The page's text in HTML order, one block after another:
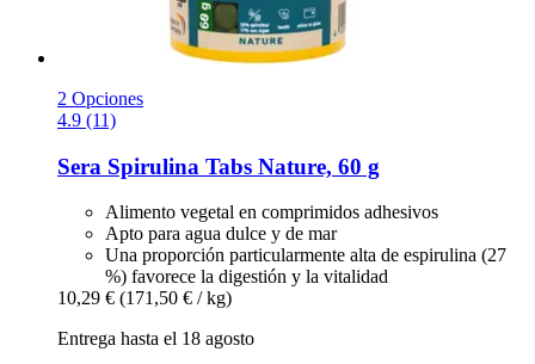
2 Opciones
4.9 (11)
Sera Spirulina Tabs Nature, 60 g
Alimento vegetal en comprimidos adhesivos
Apto para agua dulce y de mar
Una proporción particularmente alta de espirulina (27
%) favorece la digestión y la vitalidad
10,29 € (171,50 € / kg)
Entrega hasta el 18 agosto